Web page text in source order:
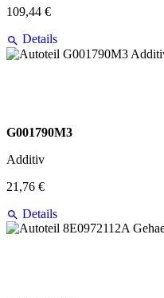
109,44 €
Details
G001790M3
Additiv
21,76 €
Details